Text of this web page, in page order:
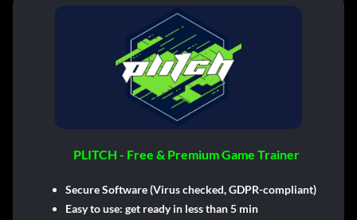
PLITCH - Free & Premium Game Trainer
Secure Software (Virus checked, GDPR-compliant)
Easy to use: get ready in less than 5 min